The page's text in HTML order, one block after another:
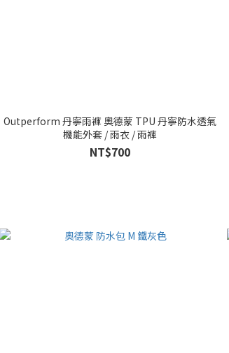
Outperform 丹寧雨褲 奧德蒙 TPU 丹寧防水透氣
機能外套 / 雨衣 / 雨褲
NT$700